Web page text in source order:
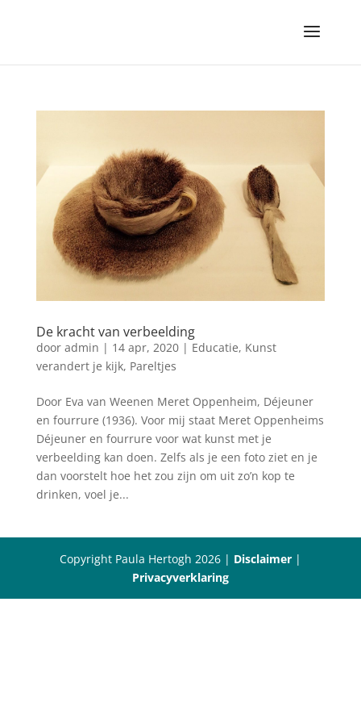
De kracht van verbeelding
door admin | 14 apr, 2020| Educatie, Kunst
verandert je kijk, Pareltjes
Door Eva van Weenen Meret Oppenheim, Déjeuner
en fourrure (1936). Voor mij staat Meret Oppenheims
Déjeuner en fourrure voor wat kunst met je
verbeelding kan doen. Zelfs als je een foto ziet en je
dan voorstelt hoe het zou zijn om uit zo’n kop te
drinken, voel je...
Copyright Paula Hertogh 2026 | Disclaimer|
Privacyverklaring